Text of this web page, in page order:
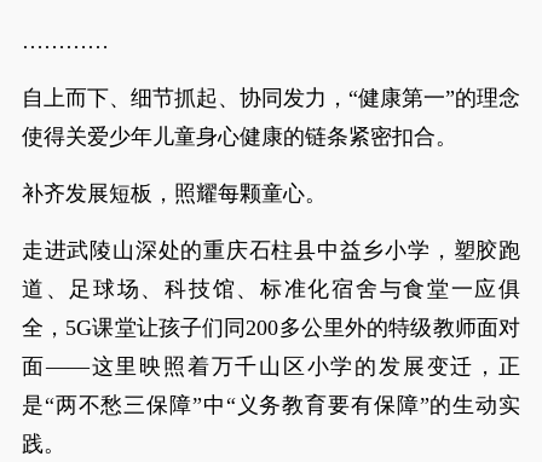
…………
自上而下、细节抓起、协同发力，“健康第一”的理念
使得关爱少年儿童身心健康的链条紧密扣合。
补齐发展短板，照耀每颗童心。
走进武陵山深处的重庆石柱县中益乡小学，塑胶跑
道、足球场、科技馆、标准化宿舍与食堂一应俱
全，5G课堂让孩子们同200多公里外的特级教师面对
面——这里映照着万千山区小学的发展变迁，正
是“两不愁三保障”中“义务教育要有保障”的生动实
践。